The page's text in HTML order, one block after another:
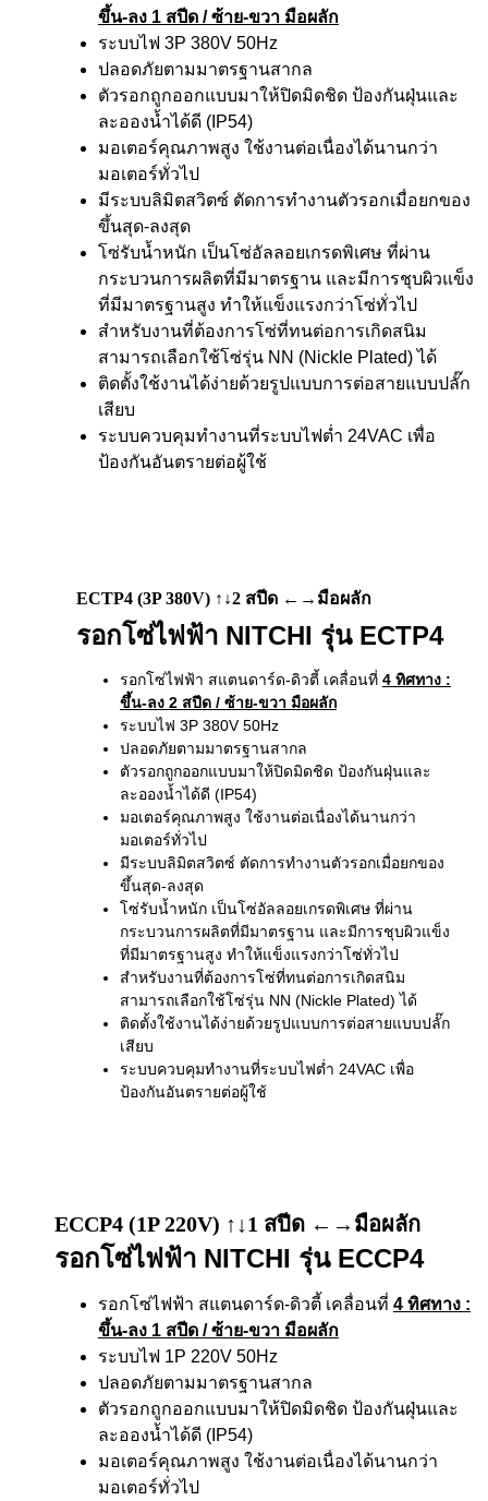
ขึ้น-ลง 1 สปีด / ซ้าย-ขวา มือผลัก
ระบบไฟ 3P 380V 50Hz
ปลอดภัยตามมาตรฐานสากล
ตัวรอกถูกออกแบบมาให้ปิดมิดชิด ป้องกันฝุ่นและ
ละอองน้ำได้ดี (IP54)
มอเตอร์คุณภาพสูง ใช้งานต่อเนื่องได้นานกว่า
มอเตอร์ทั่วไป
มีระบบลิมิตสวิตซ์ ตัดการทำงานตัวรอกเมื่อยกของ
ขึ้นสุด-ลงสุด
โซ่รับน้ำหนัก เป็นโซ่อัลลอยเกรดพิเศษ ที่ผ่าน
กระบวนการผลิตที่มีมาตรฐาน และมีการชุบผิวแข็ง
ที่มีมาตรฐานสูง ทำให้แข็งแรงกว่าโซ่ทั่วไป
สำหรับงานที่ต้องการโซ่ที่ทนต่อการเกิดสนิม
สามารถเลือกใช้โซ่รุ่น NN (Nickle Plated) ได้
ติดตั้งใช้งานได้ง่ายด้วยรูปแบบการต่อสายแบบปลั๊ก
เสียบ
ระบบควบคุมทำงานที่ระบบไฟต่ำ 24VAC เพื่อ
ป้องกันอันตรายต่อผู้ใช้
ECTP4 (3P 380V) ↑↓2 สปีด ←→มือผลัก
รอกโซ่ไฟฟ้า NITCHI รุ่น ECTP4
รอกโซ่ไฟฟ้า สแตนดาร์ด-ดิวตี้ เคลื่อนที่ 4 ทิศทาง :
ขึ้น-ลง 2 สปีด / ซ้าย-ขวา มือผลัก
ระบบไฟ 3P 380V 50Hz
ปลอดภัยตามมาตรฐานสากล
ตัวรอกถูกออกแบบมาให้ปิดมิดชิด ป้องกันฝุ่นและ
ละอองน้ำได้ดี (IP54)
มอเตอร์คุณภาพสูง ใช้งานต่อเนื่องได้นานกว่า
มอเตอร์ทั่วไป
มีระบบลิมิตสวิตซ์ ตัดการทำงานตัวรอกเมื่อยกของ
ขึ้นสุด-ลงสุด
โซ่รับน้ำหนัก เป็นโซ่อัลลอยเกรดพิเศษ ที่ผ่าน
กระบวนการผลิตที่มีมาตรฐาน และมีการชุบผิวแข็ง
ที่มีมาตรฐานสูง ทำให้แข็งแรงกว่าโซ่ทั่วไป
สำหรับงานที่ต้องการโซ่ที่ทนต่อการเกิดสนิม
สามารถเลือกใช้โซ่รุ่น NN (Nickle Plated) ได้
ติดตั้งใช้งานได้ง่ายด้วยรูปแบบการต่อสายแบบปลั๊ก
เสียบ
ระบบควบคุมทำงานที่ระบบไฟต่ำ 24VAC เพื่อ
ป้องกันอันตรายต่อผู้ใช้
ECCP4 (1P 220V) ↑↓1 สปีด ←→มือผลัก
รอกโซ่ไฟฟ้า NITCHI รุ่น ECCP4
รอกโซ่ไฟฟ้า สแตนดาร์ด-ดิวตี้ เคลื่อนที่ 4 ทิศทาง :
ขึ้น-ลง 1 สปีด / ซ้าย-ขวา มือผลัก
ระบบไฟ 1P 220V 50Hz
ปลอดภัยตามมาตรฐานสากล
ตัวรอกถูกออกแบบมาให้ปิดมิดชิด ป้องกันฝุ่นและ
ละอองน้ำได้ดี (IP54)
มอเตอร์คุณภาพสูง ใช้งานต่อเนื่องได้นานกว่า
มอเตอร์ทั่วไป